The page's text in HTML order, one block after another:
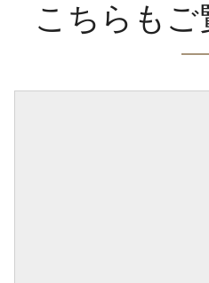
こちらも